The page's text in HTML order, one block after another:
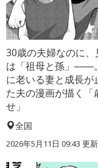
30歳の夫婦なのに、
は「祖母と孫」――
に老いる妻と成長が
た夫の漫画が描く「
せ」
全国
2026年5月11日 09:43 更新